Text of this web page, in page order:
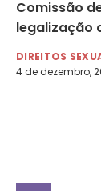
Comissão
legalização
DIREITOS
4 de dezembro,